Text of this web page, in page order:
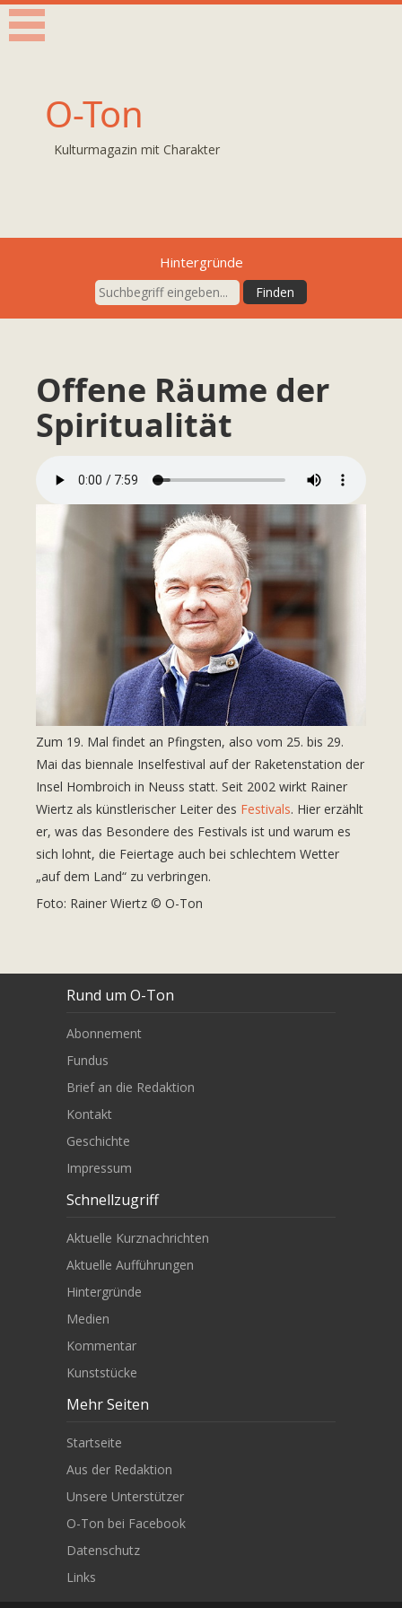
O-Ton
Kulturmagazin mit Charakter
Hintergründe
Offene Räume der
Spiritualität
Zum 19. Mal findet an Pfingsten, also vom 25. bis 29.
Mai das biennale Inselfestival auf der Raketenstation der
Insel Hombroich in Neuss statt. Seit 2002 wirkt Rainer
Wiertz als künstlerischer Leiter des Festivals. Hier erzählt
er, was das Besondere des Festivals ist und warum es
sich lohnt, die Feiertage auch bei schlechtem Wetter
„auf dem Land“ zu verbringen.
Foto: Rainer Wiertz © O-Ton
Rund um O-Ton
Abonnement
Fundus
Brief an die Redaktion
Kontakt
Geschichte
Impressum
Schnellzugriff
Aktuelle Kurznachrichten
Aktuelle Aufführungen
Hintergründe
Medien
Kommentar
Kunststücke
Mehr Seiten
Startseite
Aus der Redaktion
Unsere Unterstützer
O-Ton bei Facebook
Datenschutz
Links